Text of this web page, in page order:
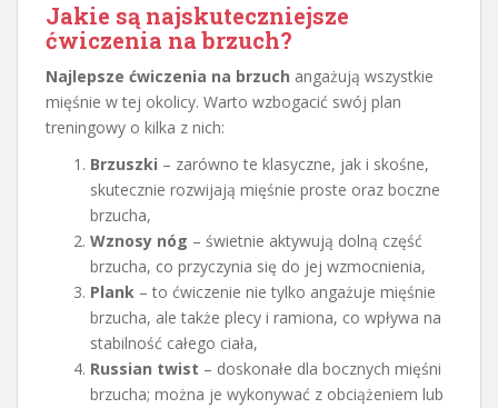
Jakie są najskuteczniejsze
ćwiczenia na brzuch?
Najlepsze ćwiczenia na brzuch angażują wszystkie
mięśnie w tej okolicy. Warto wzbogacić swój plan
treningowy o kilka z nich:
Brzuszki – zarówno te klasyczne, jak i skośne,
skutecznie rozwijają mięśnie proste oraz boczne
brzucha,
Wznosy nóg – świetnie aktywują dolną część
brzucha, co przyczynia się do jej wzmocnienia,
Plank – to ćwiczenie nie tylko angażuje mięśnie
brzucha, ale także plecy i ramiona, co wpływa na
stabilność całego ciała,
Russian twist – doskonałe dla bocznych mięśni
brzucha; można je wykonywać z obciążeniem lub